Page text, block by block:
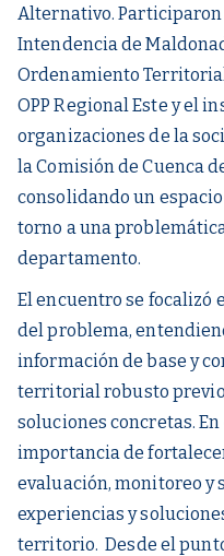
Alternativo.
Intendencia de
Ordenamiento
OPP Regional Este y el
organizaciones de la
la Comisión de Cuenca
consolidando un
torno a una
departamento.
El encuentro se focalizó
del problema,
información de base y
territorial robusto
soluciones concretas.
importancia de
evaluación, monitoreo
experiencias y
territorio. Desde el